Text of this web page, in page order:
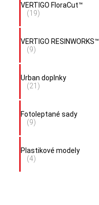
VERTIGO FloraCut™
(19)
VERTIGO RESINWORKS™
(9)
Urban doplnky
(21)
Fotoleptané sady
(9)
Plastikové modely
(4)